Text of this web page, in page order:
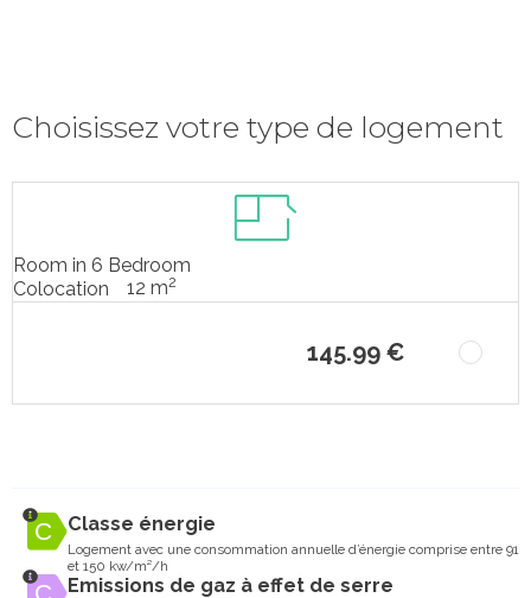
Choisissez votre type de logement
Room in 6 Bedroom
Colocation
12 m2
145.99 €
Classe énergie
Logement avec une consommation annuelle d’énergie comprise entre 91
et 150 kw/m²/h
Emissions de gaz à effet de serre